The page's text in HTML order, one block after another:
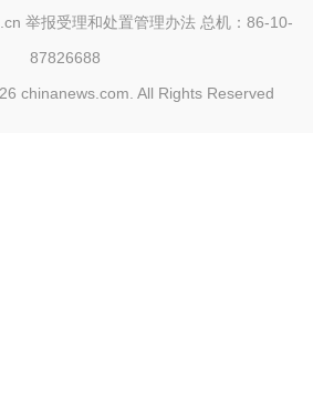
举报受理和处置管理办法 总机：86-10-
87826688
chinanews.com. All Rights Reserved